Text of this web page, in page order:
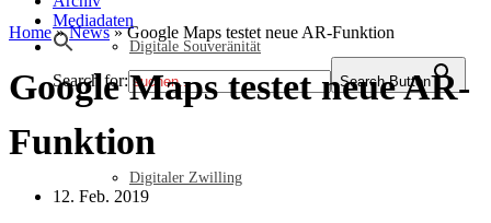
Digitale Souveränität
Digitaler Zwilling
Mediadaten
Search for: Search Button
Home»News»Google Maps testet neue AR-Funktion
Google Maps testet neue AR-
Funktion
12. Feb. 2019